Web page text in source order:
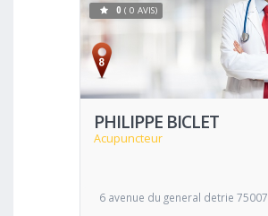
PHILIPPE BICLET
Acupuncteur
0 ( 0 AVIS)
6 avenue du general detrie 75007